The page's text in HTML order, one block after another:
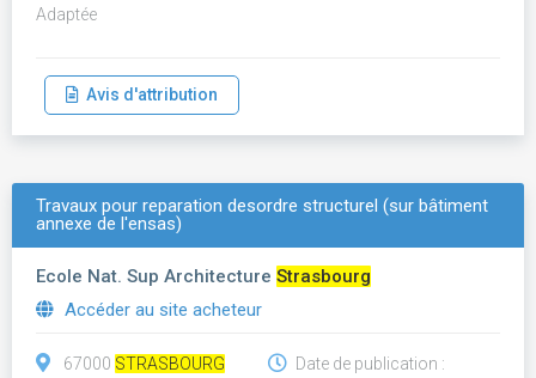
Adaptée
Avis d'attribution
Travaux pour reparation desordre structurel (sur bâtiment
annexe de l'ensas)
Ecole Nat. Sup Architecture Strasbourg
Accéder au site acheteur
67000 STRASBOURG
Date de publication :